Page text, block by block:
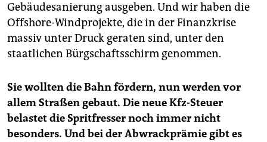
Gebäudesanierung ausgeben. Und wir haben die
Offshore-Windprojekte, die in der Finanzkrise
massiv unter Druck geraten sind, unter den
staatlichen Bürgschaftsschirm genommen.
Sie wollten die Bahn fördern, nun werden vor
allem Straßen gebaut. Die neue Kfz-Steuer
belastet die Spritfresser noch immer nicht
besonders. Und bei der Abwrackprämie gibt es